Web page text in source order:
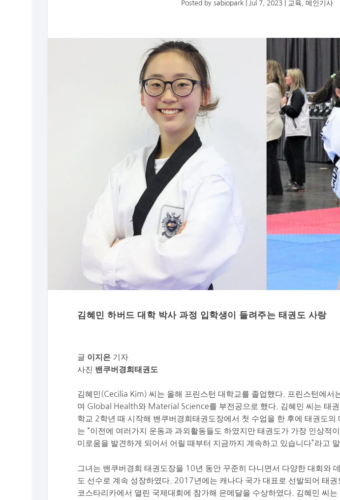
Posted by sabiopark| Jul 7, 2023| 교육 메인기사
김혜민 하버드 대학 박사 과정 입학생이 들려주는 태권도 사랑
글 이지은 기자
사진 밴쿠버경희태권도
김혜민(Cecilia Kim) 씨는 올해 프린스턴 대학교를 졸업했다. 프린스턴에서
며 Global Health와 Material Science를 부전공으로 했다. 김혜민 씨는 태
학교 2학년 때 시작해 밴쿠버경희태권도장에서 첫 수업을 한 후에 태권도의
는 “이전에 여러가지 운동과 과외활동들도 하였지만 태권도가 가장 인상적
미로움을 발견하게 되어서 어릴 때부터 지금까지 계속하고 있습니다”라고 말
그녀는 밴쿠버경희 태권도장을 10년 동안 꾸준히 다니면서 다양한 대회와
도 선수로 계속 성장하였다. 2017년에는 캐나다 국가 대표로 선발되어 태
코스타리카에서 열린 국제대회에 참가해 은메달을 수상하였다. 김혜민 씨는